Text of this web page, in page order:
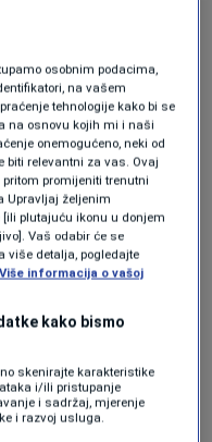
s
biste uklonili
osobnim podacima,
na vašem
tehnologije kako bi se
na osnovu kojih mi i naši
onemogućeno, neki od
biti relevantni za vas. Ovaj
promijeniti trenutni
Upravljaj željenim
plutajuću ikonu u donjem
Vaš odabir će se
više detalja, pogledajte
Više informacija o vašoj
kako bismo
skenirajte karakteristike
i/ili pristupanje
i sadržaj, mjerenje
i razvoj usluga.